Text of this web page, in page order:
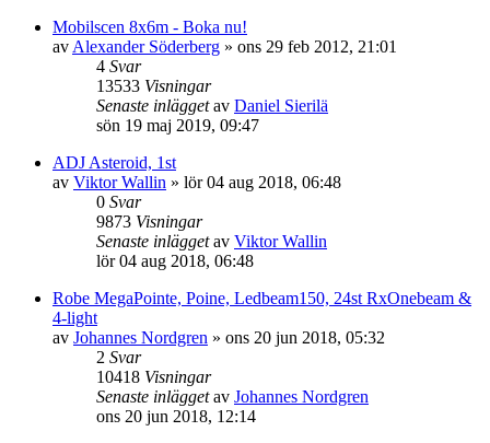
Mobilscen 8x6m - Boka nu!
av Alexander Söderberg » ons 29 feb 2012, 21:01
4 Svar
13533 Visningar
Senaste inläggetav Daniel Sierilä
sön 19 maj 2019, 09:47
ADJ Asteroid, 1st
av Viktor Wallin » lör 04 aug 2018, 06:48
0 Svar
9873 Visningar
Senaste inläggetav Viktor Wallin
lör 04 aug 2018, 06:48
Robe MegaPointe, Poine, Ledbeam150, 24st RxOnebeam &
4-light
av Johannes Nordgren » ons 20 jun 2018, 05:32
2 Svar
10418 Visningar
Senaste inläggetav Johannes Nordgren
ons 20 jun 2018, 12:14